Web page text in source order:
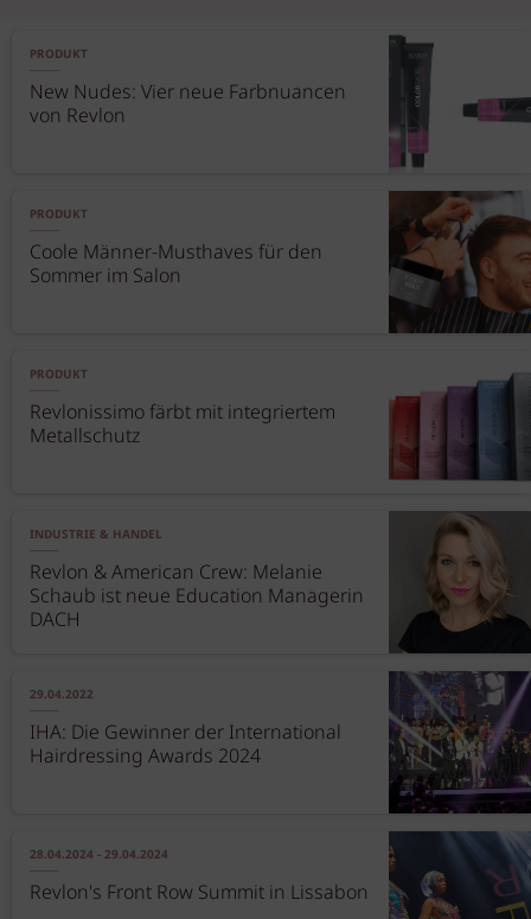
PRODUKT
New Nudes: Vier neue Farbnuancen
von Revlon
PRODUKT
Coole Männer-Musthaves für den
Sommer im Salon
PRODUKT
Revlonissimo färbt mit integriertem
Metallschutz
INDUSTRIE & HANDEL
Revlon & American Crew: Melanie
Schaub ist neue Education Managerin
DACH
29.04.2022
IHA: Die Gewinner der International
Hairdressing Awards 2024
28.04.2024 - 29.04.2024
Revlon's Front Row Summit in Lissabon